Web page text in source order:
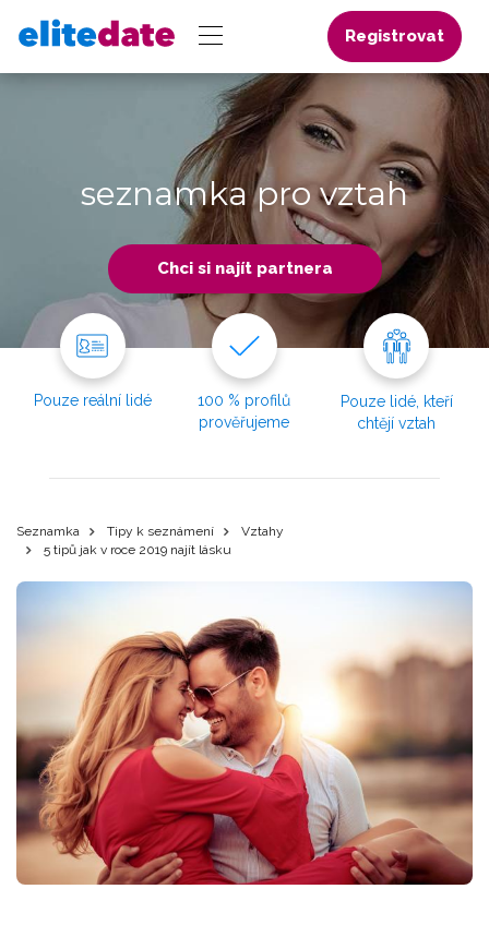
Registrovat
seznamka pro vztah
Chci si najít partnera
Pouze reální lidé
100 % profilů
prověřujeme
Pouze lidé, kteří
chtějí vztah
Seznamka Tipy k seznámení
Vztahy
5 tipů jak v roce 2019 najít lásku